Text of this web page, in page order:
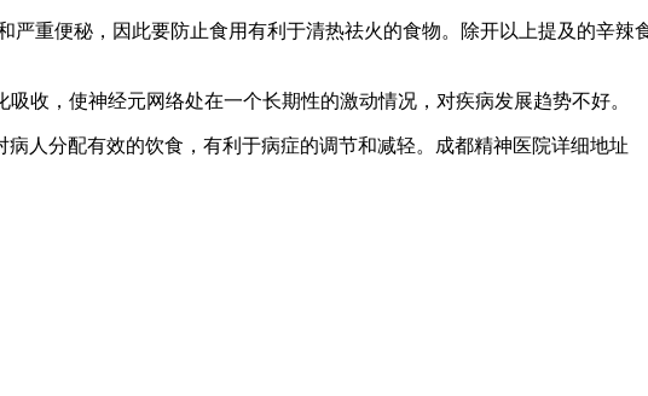
便秘，因此要防止食用有利于清热祛火的食物。除开以上提及的辛辣
，使神经元网络处在一个长期性的激动情况，对疾病发展趋势不好。
分配有效的饮食，有利于病症的调节和减轻。成都精神医院详细地址